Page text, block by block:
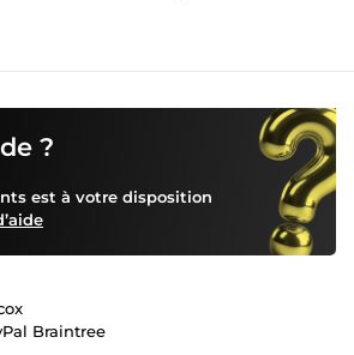
?
est à votre disposition
Braintree